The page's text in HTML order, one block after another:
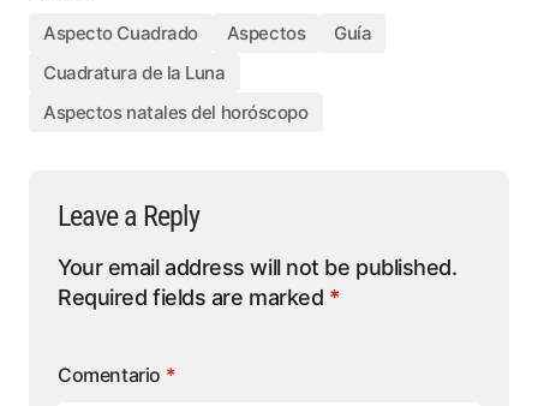
Aspecto Cuadrado Aspectos
Guía
Cuadratura de la Luna
Aspectos natales del horóscopo
Leave a Reply
Your email address will not be published.
Required fields are marked *
Comentario *